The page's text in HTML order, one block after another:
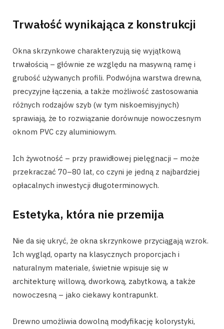
Trwałość wynikająca z konstrukcji
Okna skrzynkowe charakteryzują się wyjątkową
trwałością – głównie ze względu na masywną ramę i
grubość używanych profili. Podwójna warstwa drewna,
precyzyjne łączenia, a także możliwość zastosowania
różnych rodzajów szyb (w tym niskoemisyjnych)
sprawiają, że to rozwiązanie dorównuje nowoczesnym
oknom PVC czy aluminiowym.
Ich żywotność – przy prawidłowej pielęgnacji – może
przekraczać 70–80 lat, co czyni je jedną z najbardziej
opłacalnych inwestycji długoterminowych.
Estetyka, która nie przemija
Nie da się ukryć, że okna skrzynkowe przyciągają wzrok.
Ich wygląd, oparty na klasycznych proporcjach i
naturalnym materiale, świetnie wpisuje się w
architekturę willową, dworkową, zabytkową, a także
nowoczesną – jako ciekawy kontrapunkt.
Drewno umożliwia dowolną modyfikację kolorystyki,